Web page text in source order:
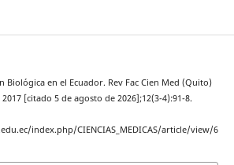
Biológica en el Ecuador. Rev Fac Cien Med (Quito)
[citado 5 de agosto de 2026];12(3-4):91-8.
index.php/CIENCIAS_MEDICAS/article/view/6